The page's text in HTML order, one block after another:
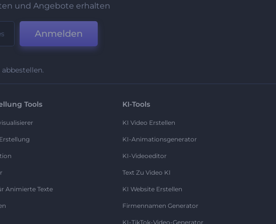
und Angebote erhalten
Anmelden
Tools
Animierte Texte
KI-Tools
KI Video Erstellen
KI-Animationsgenerator
KI-Videoeditor
Text Zu Video KI
KI Website Erstellen
Firmennamen Generator
KI-TikTok-Video-Generator